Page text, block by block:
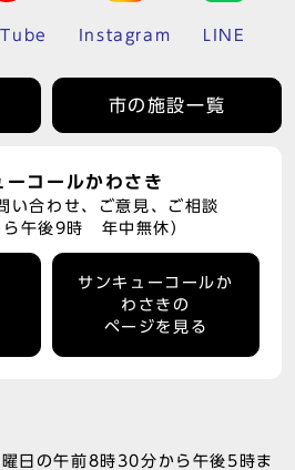
Instagram LINE
市の施設一覧
ーコールかわさき
い合わせ、ご意見、ご相談
ら午後9時 年中無休）
サンキューコールか
わさきの
ページを見る
日の午前8時30分から午後5時ま